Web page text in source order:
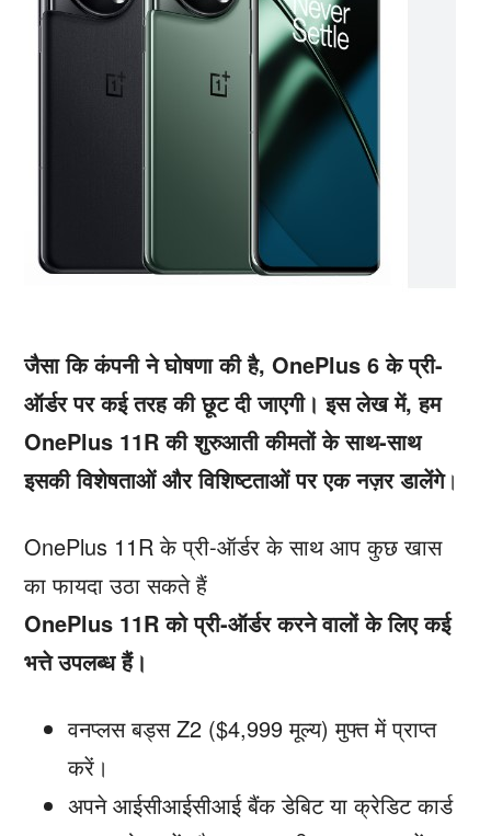
जैसा कि कंपनी ने घोषणा की है, OnePlus 6 के प्री-
ऑर्डर पर कई तरह की छूट दी जाएगी। इस लेख में, हम
OnePlus 11R की शुरुआती कीमतों के साथ-साथ
इसकी विशेषताओं और विशिष्टताओं पर एक नज़र डालेंगे।
OnePlus 11R के प्री-ऑर्डर के साथ आप कुछ खास
का फायदा उठा सकते हैं
OnePlus 11R को प्री-ऑर्डर करने वालों के लिए कई
भत्ते उपलब्ध हैं।
वनप्लस बड्स Z2 ($4,999 मूल्य) मुफ्त में प्राप्त
करें।
अपने आईसीआईसीआई बैंक डेबिट या क्रेडिट कार्ड